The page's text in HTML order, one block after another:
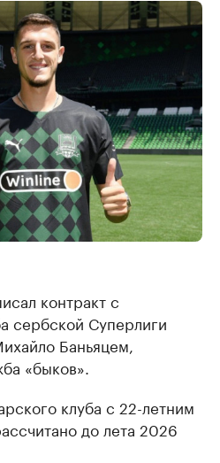
контракт с
сербской Суперлиги
Баньяцем,
«быков».
клуба с 22-летним
до лета 2026